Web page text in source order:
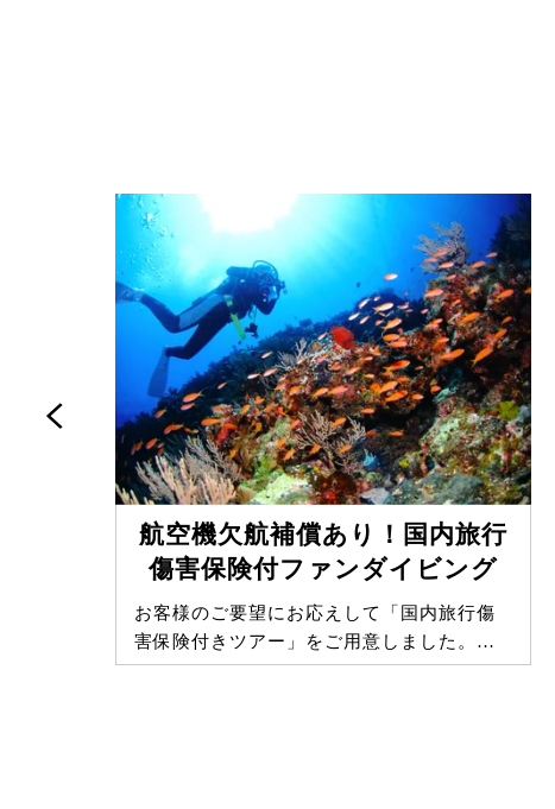
航空機欠航補償あり！国内旅行
傷害保険付ファンダイビング
お客様のご要望にお応えして「国内旅行傷
害保険付きツアー」をご用意しました。…